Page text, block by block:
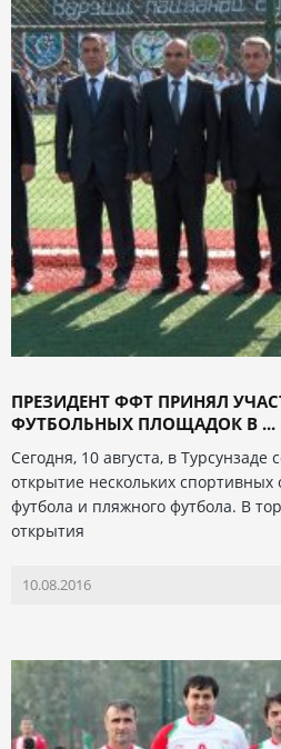
ПРЕЗИДЕНТ ФФТ ПРИНЯЛ
ФУТБОЛЬНЫХ ПЛОЩАДОК В ...
Сегодня, 10 августа, в Турсунзаде
открытие нескольких
футбола и пляжного футбола. В
открытия
10.08.2016